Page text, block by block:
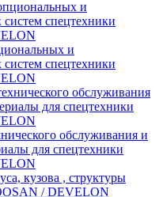
и
спецтехники
обслуживания и
для спецтехники